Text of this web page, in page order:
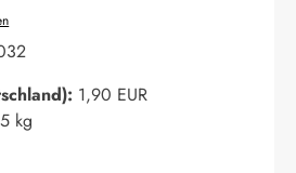
1,90 EUR
kg